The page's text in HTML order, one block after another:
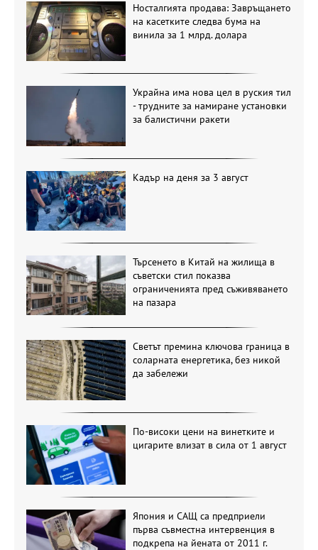
Носталгията продава: Завръщането
на касетките следва бума на
винила за 1 млрд. долара
Украйна има нова цел в руския тил
- трудните за намиране установки
за балистични ракети
Кадър на деня за 3 август
Търсенето в Китай на жилища в
съветски стил показва
ограниченията пред съживяването
на пазара
Светът премина ключова граница в
соларната енергетика, без никой
да забележи
По-високи цени на винетките и
цигарите влизат в сила от 1 август
Япония и САЩ са предприели
първа съвместна интервенция в
подкрепа на йената от 2011 г.